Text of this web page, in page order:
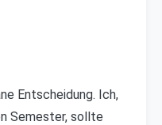
Entscheidung. Ich,
Semester, sollte